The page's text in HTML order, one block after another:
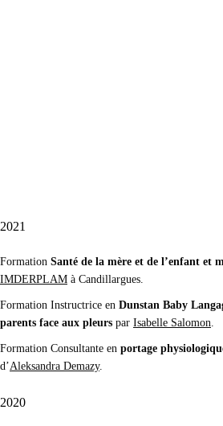
2021
Formation Santé de la mère et de l’enfant et
IMDERPLAM à Candillargues.
Formation Instructrice en Dunstan Baby
parents face aux pleurs par Isabelle Salomon.
Formation Consultante en portage
d’Aleksandra Demazy.
2020